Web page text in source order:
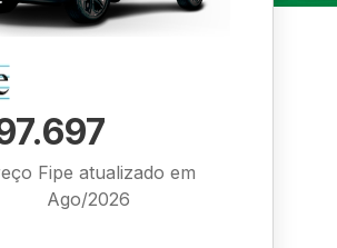
Fipe atualizado em
Ago/2026